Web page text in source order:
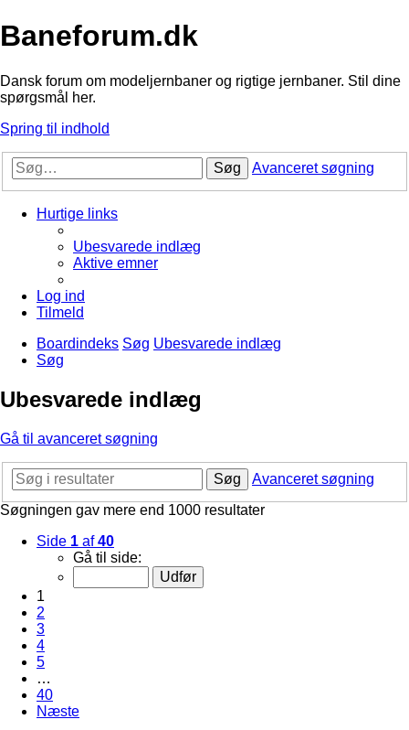
Baneforum.dk
Dansk forum om modeljernbaner og rigtige jernbaner. Stil dine
spørgsmål her.
Spring til indhold
Søg Avanceret søgning
Hurtige links
Ubesvarede indlæg
Aktive emner
Log ind
Tilmeld
Boardindeks Søg Ubesvarede indlæg
Søg
Ubesvarede indlæg
Gå til avanceret søgning
Søg
Avanceret søgning
Søgningen gav mere end 1000 resultater
Side 1 af40
Gå til side:
1
2
3
4
5
…
40
Næste